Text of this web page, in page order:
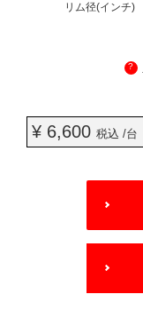
リム径(インチ)
?
¥ 6,600 税込 /台
OPTIONS